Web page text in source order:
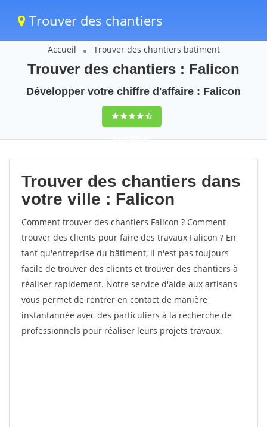
Trouver des chantiers
Accueil Trouver des chantiers batiment
Trouver des chantiers : Falicon
Développer votre chiffre d'affaire : Falicon
9,5(100%)61
votes
Trouver des chantiers dans
votre ville : Falicon
Comment trouver des chantiers Falicon ? Comment
trouver des clients pour faire des travaux Falicon ? En
tant qu'entreprise du bâtiment, il n'est pas toujours
facile de trouver des clients et trouver des chantiers à
réaliser rapidement. Notre service d'aide aux artisans
vous permet de rentrer en contact de manière
instantannée avec des particuliers à la recherche de
professionnels pour réaliser leurs projets travaux.